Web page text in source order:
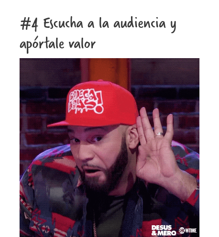
#4 Escucha a la audiencia y
apórtale valor